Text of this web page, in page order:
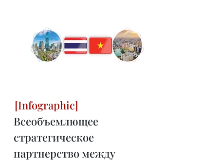
Всеобъемлющее
стратегическое
партнерство между